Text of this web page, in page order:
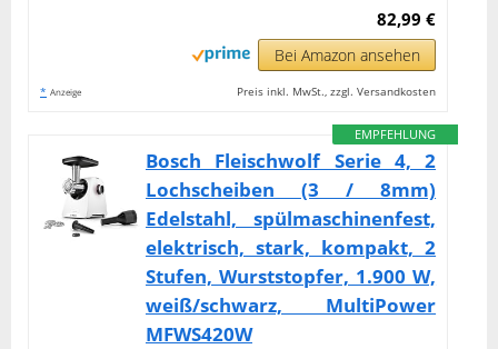
82,99 €
Bei Amazon ansehen
* Anzeige Preis inkl. MwSt., zzgl. Versandkosten
EMPFEHLUNG
Bosch Fleischwolf Serie 4, 2
Lochscheiben (3 / 8mm)
Edelstahl, spülmaschinenfest,
elektrisch, stark, kompakt, 2
Stufen, Wurststopfer, 1.900 W,
weiß/schwarz, MultiPower
MFWS420W